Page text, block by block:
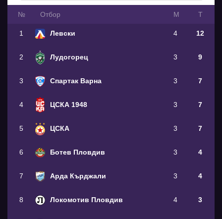
№ Oтбор М Т
1 Левски 4 12
2 Лудогорец 3 9
3 Спартак Варна 3 7
4 ЦСКА 1948 3 7
5 ЦСКА 3 7
6 Ботев Пловдив 3 4
7 Арда Кърджали 3 4
8 Локомотив Пловдив 4 3